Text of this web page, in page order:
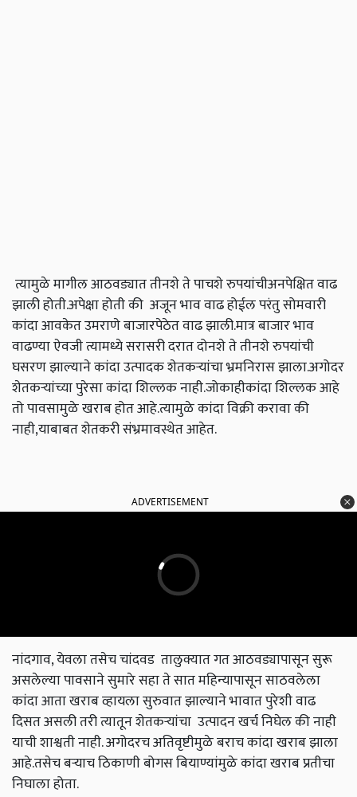
त्यामुळे मागील आठवड्यात तीनशे ते पाचशे रुपयांचीअनपेक्षित वाढ
झाली होती.अपेक्षा होती की अजून भाव वाढ होईल परंतु सोमवारी
कांदा आवकेत उमराणे बाजारपेठेत वाढ झाली.मात्र बाजार भाव
वाढण्या ऐवजी त्यामध्ये सरासरी दरात दोनशे ते तीनशे रुपयांची
घसरण झाल्याने कांदा उत्पादक शेतकऱ्यांचा भ्रमनिरास झाला.अगोदर
शेतकऱ्यांच्या पुरेसा कांदा शिल्लक नाही.जोकाहीकांदा शिल्लक आहे
तो पावसामुळे खराब होत आहे.त्यामुळे कांदा विक्री करावा की
नाही,याबाबत शेतकरी संभ्रमावस्थेत आहेत.
ADVERTISEMENT
नांदगाव, येवला तसेच चांदवड तालुक्यात गत आठवड्यापासून सुरू
असलेल्या पावसाने सुमारे सहा ते सात महिन्यापासून साठवलेला
कांदा आता खराब व्हायला सुरुवात झाल्याने भावात पुरेशी वाढ
दिसत असली तरी त्यातून शेतकऱ्यांचा उत्पादन खर्च निघेल की नाही
याची शाश्वती नाही. अगोदरच अतिवृष्टीमुळे बराच कांदा खराब झाला
आहे.तसेच बऱ्याच ठिकाणी बोगस बियाण्यांमुळे कांदा खराब प्रतीचा
निघाला होता.